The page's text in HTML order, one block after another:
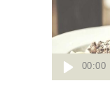
Audio
Player
00:00